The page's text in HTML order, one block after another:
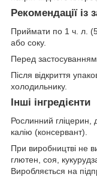
Рекомендації із
Приймати по 1 ч. л.
або соку.
Перед
Після відкриття
холодильнику.
Інші інгредієнти
Рослинний гліцерин,
калію (консервант).
При виробництві не
глютен, соя,
Виробляється на